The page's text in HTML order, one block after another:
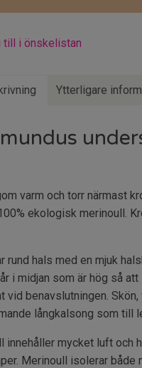
till i önskelistan
Ytterligare
varm och torr närmast
ekologisk merinoull.
rund hals med en mjuk
i midjan som är hög så
vid benavslutningen.
långkalsong som till
innehåller mycket luft och
Merinoull isolerar både